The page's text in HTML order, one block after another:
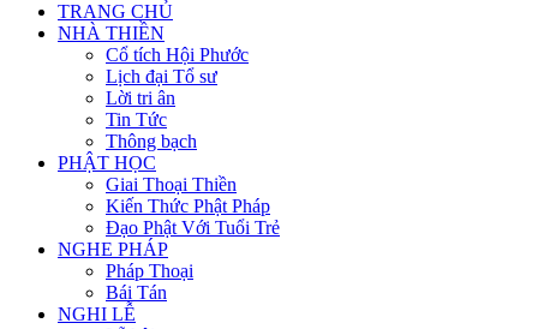
TRANG CHỦ
NHÀ THIỀN
Cổ tích Hội Phước
Lịch đại Tổ sư
Lời tri ân
Tin Tức
Thông bạch
PHẬT HỌC
Giai Thoại Thiền
Kiến Thức Phật Pháp
Đạo Phật Với Tuổi Trẻ
NGHE PHÁP
Pháp Thoại
Bái Tán
NGHI LỄ